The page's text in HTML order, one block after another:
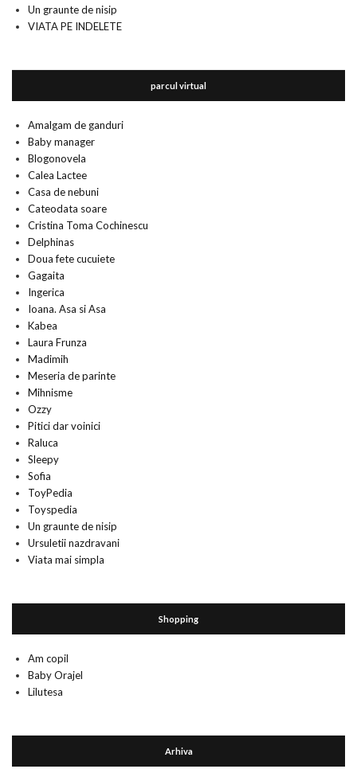
Un graunte de nisip
VIATA PE INDELETE
parcul virtual
Amalgam de ganduri
Baby manager
Blogonovela
Calea Lactee
Casa de nebuni
Cateodata soare
Cristina Toma Cochinescu
Delphinas
Doua fete cucuiete
Gagaita
Ingerica
Ioana. Asa si Asa
Kabea
Laura Frunza
Madimih
Meseria de parinte
Mihnisme
Ozzy
Pitici dar voinici
Raluca
Sleepy
Sofia
ToyPedia
Toyspedia
Un graunte de nisip
Ursuletii nazdravani
Viata mai simpla
Shopping
Am copil
Baby Orajel
Lilutesa
Arhiva